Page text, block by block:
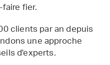
fier.
clients par an depuis
une approche
d'experts.